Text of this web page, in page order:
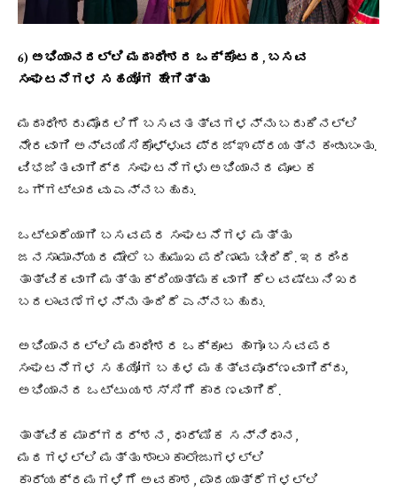
6) ಅಭಿಯಾನದಲ್ಲಿ ಮಠಾಧೀಶರ ಒಕ್ಕೊಟದ, ಬಸವ
ಸಂಘಟನೆಗಳ ಸಹಯೋಗ ಹೇಗಿತ್ತು
ಮಠಾಧೀಶರು ಮೊದಲಿಗೆ ಬಸವತತ್ವಗಳನ್ನು ಬದುಕಿನಲ್ಲಿ
ನೇರವಾಗಿ ಅನ್ವಯಿಸಿಕೊಳ್ಳುವ ಪ್ರಜ್ಞಾ ಪ್ರಯತ್ನ ಕಂಡುಬಂತು.
ವಿಭಜಿತವಾಗಿದ್ದ ಸಂಘಟನೆಗಳು ಅಭಿಯಾನದ ಮೂಲಕ
ಒಗ್ಗಟ್ಟಾದವು ಎನ್ನಬಹುದು.
ಒಟ್ಟಾರೆಯಾಗಿ ಬಸವಪರ ಸಂಘಟನೆಗಳ ಮತ್ತು
ಜನಸಾಮಾನ್ಯರ ಮೇಲೆ ಬಹುಮುಖ ಪರಿಣಾಮ ಬೀರಿದೆ. ಇದರಿಂದ
ತಾತ್ವಿಕವಾಗಿ ಮತ್ತು ಕ್ರಿಯಾತ್ಮಕವಾಗಿ ಕೆಲವಷ್ಟು ನಿಖರ
ಬದಲಾವಣೆಗಳನ್ನು ತಂದಿದೆ ಎನ್ನಬಹುದು.
ಅಭಿಯಾನದಲ್ಲಿ ಮಠಾಧೀಶರ ಒಕ್ಕೂಟ ಹಾಗೂ ಬಸವಪರ
ಸಂಘಟನೆಗಳ ಸಹಯೋಗ ಬಹಳ‌ ಮಹತ್ವಪೂರ್ಣವಾಗಿದ್ದು,
ಅಭಿಯಾನದ ಒಟ್ಟು ಯಶಸ್ಸಿಗೆ ಕಾರಣವಾಗಿದೆ.
ತಾತ್ವಿಕ ಮಾರ್ಗದರ್ಶನ, ಧಾರ್ಮಿಕ ಸನ್ನಿಧಾನ,
ಮಠಗಳಲ್ಲಿ ಮತ್ತು ಶಾಲಾ ಕಾಲೇಜುಗಳಲ್ಲಿ
ಕಾರ್ಯಕ್ರಮಗಳಿಗೆ ಅವಕಾಶ, ಪಾದಯಾತ್ರೆಗಳಲ್ಲಿ